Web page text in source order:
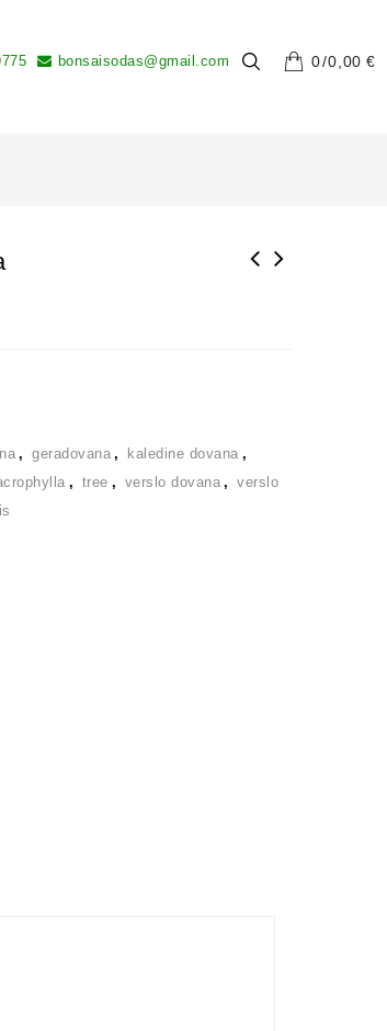
0 0,00€
bonsaisodas@gmail.com
, geradovana , kaledine dovana ,
, tree , verslo dovana ,
verslo